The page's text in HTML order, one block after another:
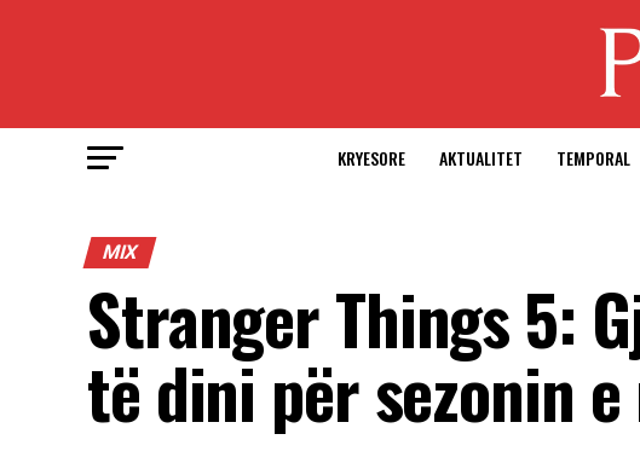
KRYESORE AKTUALITET TEMPORAL
MIX
Stranger Things 5:
të dini për sezonin